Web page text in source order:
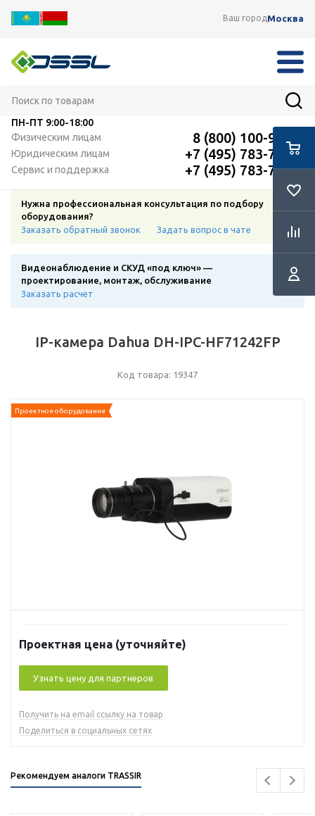
Ваш городМосква
ПН-ПТ 9:00-18:00
Физическим лицам
8 (800) 100-91-12
Юридическим лицам +7 (495) 783-72-87
Сервис и поддержка +7 (495) 783-72-87
Нужна профессиональная консультация по подбору
оборудования?
Заказать обратный звонок
Задать вопрос в чате
Видеонаблюдение и СКУД «под ключ» —
проектирование, монтаж, обслуживание
Заказать расчет
IP-камера Dahua DH-IPC-HF71242FP
Код товара: 19347
Проектное оборудование
Проектная цена (уточняйте)
Узнать цену для партнеров
Получить на email ссылку на товар
Поделиться в социальных сетях
Рекомендуем аналоги TRASSIR